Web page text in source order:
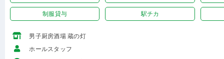
制服貸与 駅チカ
男子厨房酒場 蔵の灯
ホールスタッフ